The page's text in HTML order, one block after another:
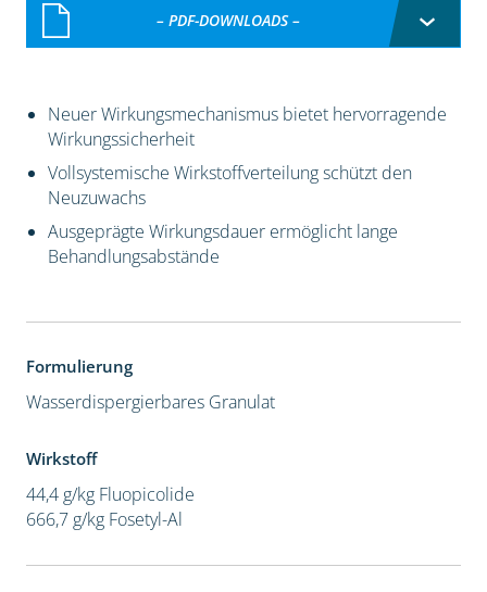
– PDF-DOWNLOADS –
Neuer Wirkungsmechanismus bietet hervorragende
Wirkungssicherheit
Vollsystemische Wirkstoffverteilung schützt den
Neuzuwachs
Ausgeprägte Wirkungsdauer ermöglicht lange
Behandlungsabstände
Formulierung
Wasserdispergierbares Granulat
Wirkstoff
44,4 g/kg Fluopicolide
666,7 g/kg Fosetyl-Al